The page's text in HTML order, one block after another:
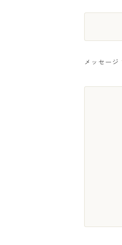
メッセージ